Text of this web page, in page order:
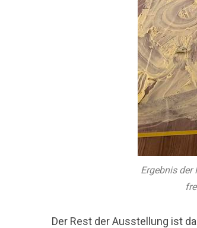
Ergebnis der
Der Rest der Ausstellung ist